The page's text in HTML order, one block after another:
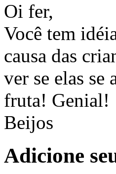
Oi fer,
Você tem
causa das
ver se elas se
fruta! Genial!
Beijos
Adicione